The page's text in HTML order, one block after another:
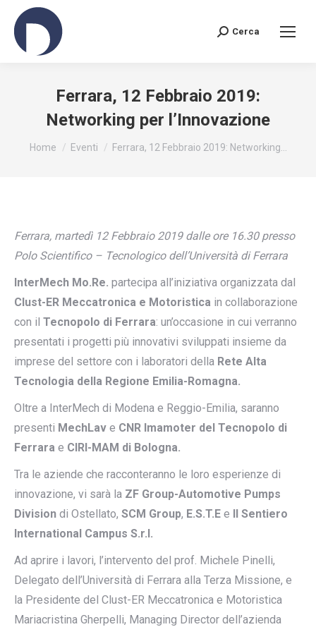
Search:
Cerca
Ferrara, 12 Febbraio 2019:
Networking per l’Innovazione
You are here:
Home Eventi Ferrara, 12 Febbraio 2019: Networking…
Ferrara, martedì 12 Febbraio 2019 dalle ore 16.30 presso
Polo Scientifico – Tecnologico dell’Università di Ferrara
InterMech Mo.Re. partecipa all’iniziativa organizzata dal
Clust-ER Meccatronica e Motoristica in collaborazione
con il Tecnopolo di Ferrara: un’occasione in cui verranno
presentati i progetti più innovativi sviluppati insieme da
imprese del settore con i laboratori della Rete Alta
Tecnologia della Regione Emilia-Romagna.
Oltre a InterMech di Modena e Reggio-Emilia, saranno
presenti MechLav e CNR Imamoter del Tecnopolo di
Ferrara e CIRI-MAM di Bologna.
Tra le aziende che racconteranno le loro esperienze di
innovazione, vi sarà la ZF Group-Automotive Pumps
Division di Ostellato, SCM Group, E.S.T.E e Il Sentiero
International Campus S.r.l.
Ad aprire i lavori, l’intervento del prof. Michele Pinelli,
Delegato dell’Università di Ferrara alla Terza Missione, e
la Presidente del Clust-ER Meccatronica e Motoristica
Mariacristina Gherpelli, Managing Director dell’azienda